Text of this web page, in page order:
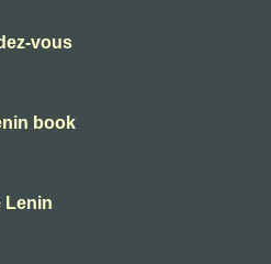
vous
book
Lenin